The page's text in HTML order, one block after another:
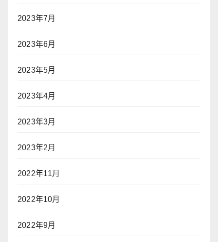
2023年7月
2023年6月
2023年5月
2023年4月
2023年3月
2023年2月
2022年11月
2022年10月
2022年9月